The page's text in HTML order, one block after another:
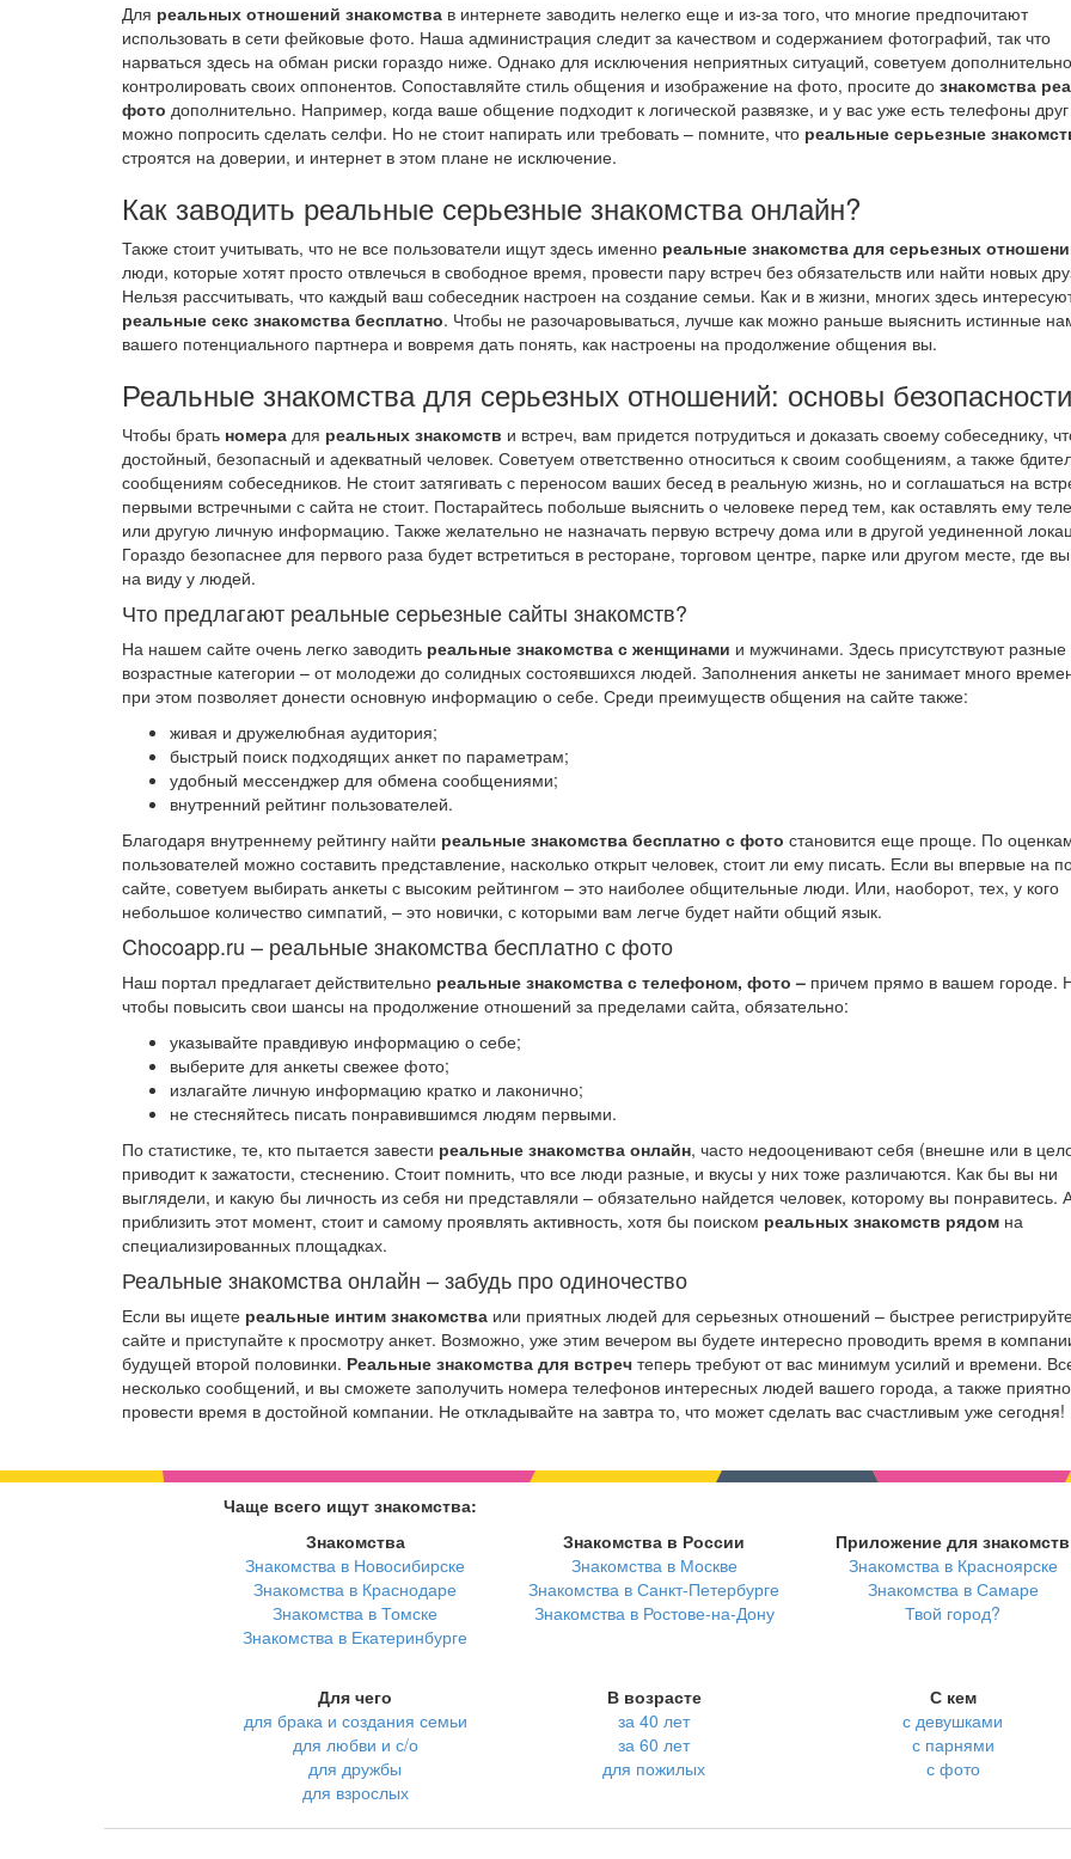
Для реальных отношений знакомства в интернете заводить нелегко еще и из-за того, что многие предпочитают
использовать в сети фейковые фото. Наша администрация следит за качеством и содержанием фотографий, так что
нарваться здесь на обман риски гораздо ниже. Однако для исключения неприятных ситуаций, советуем дополнительно
контролировать своих оппонентов. Сопоставляйте стиль общения и изображение на фото, просите до знакомства
фото дополнительно. Например, когда ваше общение подходит к логической развязке, и у вас уже есть телефоны друг
можно попросить сделать селфи. Но не стоит напирать или требовать – помните, что реальные серьезные
строятся на доверии, и интернет в этом плане не исключение.
Как заводить реальные серьезные знакомства онлайн?
Также стоит учитывать, что не все пользователи ищут здесь именно реальные знакомства для серьезных
люди, которые хотят просто отвлечься в свободное время, провести пару встреч без обязательств или найти новых
Нельзя рассчитывать, что каждый ваш собеседник настроен на создание семьи. Как и в жизни, многих здесь
реальные секс знакомства бесплатно. Чтобы не разочаровываться, лучше как можно раньше выяснить истинные
вашего потенциального партнера и вовремя дать понять, как настроены на продолжение общения вы.
Реальные знакомства для серьезных отношений: основы безопасности
Чтобы брать номера для реальных знакомств и встреч, вам придется потрудиться и доказать своему собеседнику,
достойный, безопасный и адекватный человек. Советуем ответственно относиться к своим сообщениям, а также
сообщениям собеседников. Не стоит затягивать с переносом ваших бесед в реальную жизнь, но и соглашаться на
первыми встречными с сайта не стоит. Постарайтесь побольше выяснить о человеке перед тем, как оставлять ему
или другую личную информацию. Также желательно не назначать первую встречу дома или в другой уединенной
Гораздо безопаснее для первого раза будет встретиться в ресторане, торговом центре, парке или другом месте, где
на виду у людей.
Что предлагают реальные серьезные сайты знакомств?
На нашем сайте очень легко заводить реальные знакомства с женщинами и мужчинами. Здесь присутствуют разные
возрастные категории – от молодежи до солидных состоявшихся людей. Заполнения анкеты не занимает много
при этом позволяет донести основную информацию о себе. Среди преимуществ общения на сайте также:
живая и дружелюбная аудитория;
быстрый поиск подходящих анкет по параметрам;
удобный мессенджер для обмена сообщениями;
внутренний рейтинг пользователей.
Благодаря внутреннему рейтингу найти реальные знакомства бесплатно с фото становится еще проще. По
пользователей можно составить представление, насколько открыт человек, стоит ли ему писать. Если вы впервые на
сайте, советуем выбирать анкеты с высоким рейтингом – это наиболее общительные люди. Или, наоборот, тех, у кого
небольшое количество симпатий, – это новички, с которыми вам легче будет найти общий язык.
Chocoapp.ru – реальные знакомства бесплатно с фото
Наш портал предлагает действительно реальные знакомства с телефоном, фото – причем прямо в вашем городе.
чтобы повысить свои шансы на продолжение отношений за пределами сайта, обязательно:
указывайте правдивую информацию о себе;
выберите для анкеты свежее фото;
излагайте личную информацию кратко и лаконично;
не стесняйтесь писать понравившимся людям первыми.
По статистике, те, кто пытается завести реальные знакомства онлайн, часто недооценивают себя (внешне или в
приводит к зажатости, стеснению. Стоит помнить, что все люди разные, и вкусы у них тоже различаются. Как бы вы ни
выглядели, и какую бы личность из себя ни представляли – обязательно найдется человек, которому вы понравитесь.
приблизить этот момент, стоит и самому проявлять активность, хотя бы поиском реальных знакомств рядом на
специализированных площадках.
Реальные знакомства онлайн – забудь про одиночество
Если вы ищете реальные интим знакомства или приятных людей для серьезных отношений – быстрее
сайте и приступайте к просмотру анкет. Возможно, уже этим вечером вы будете интересно проводить время в
будущей второй половинки. Реальные знакомства для встреч теперь требуют от вас минимум усилий и времени.
несколько сообщений, и вы сможете заполучить номера телефонов интересных людей вашего города, а также приятно
провести время в достойной компании. Не откладывайте на завтра то, что может сделать вас счастливым уже сегодня!
Чаще всего ищут знакомства:
Знакомства
Знакомства в Новосибирске
Знакомства в Краснодаре
Знакомства в Томске
Знакомства в Екатеринбурге
Знакомства в России
Знакомства в Москве
Знакомства в Санкт-Петербурге
Знакомства в Ростове-на-Дону
Приложение для знакомств
Знакомства в Красноярске
Знакомства в Самаре
Твой город?
Для чего
для брака и создания семьи
для любви и с/о
для дружбы
для взрослых
В возрасте
за 40 лет
за 60 лет
для пожилых
С кем
с девушками
с парнями
с фото